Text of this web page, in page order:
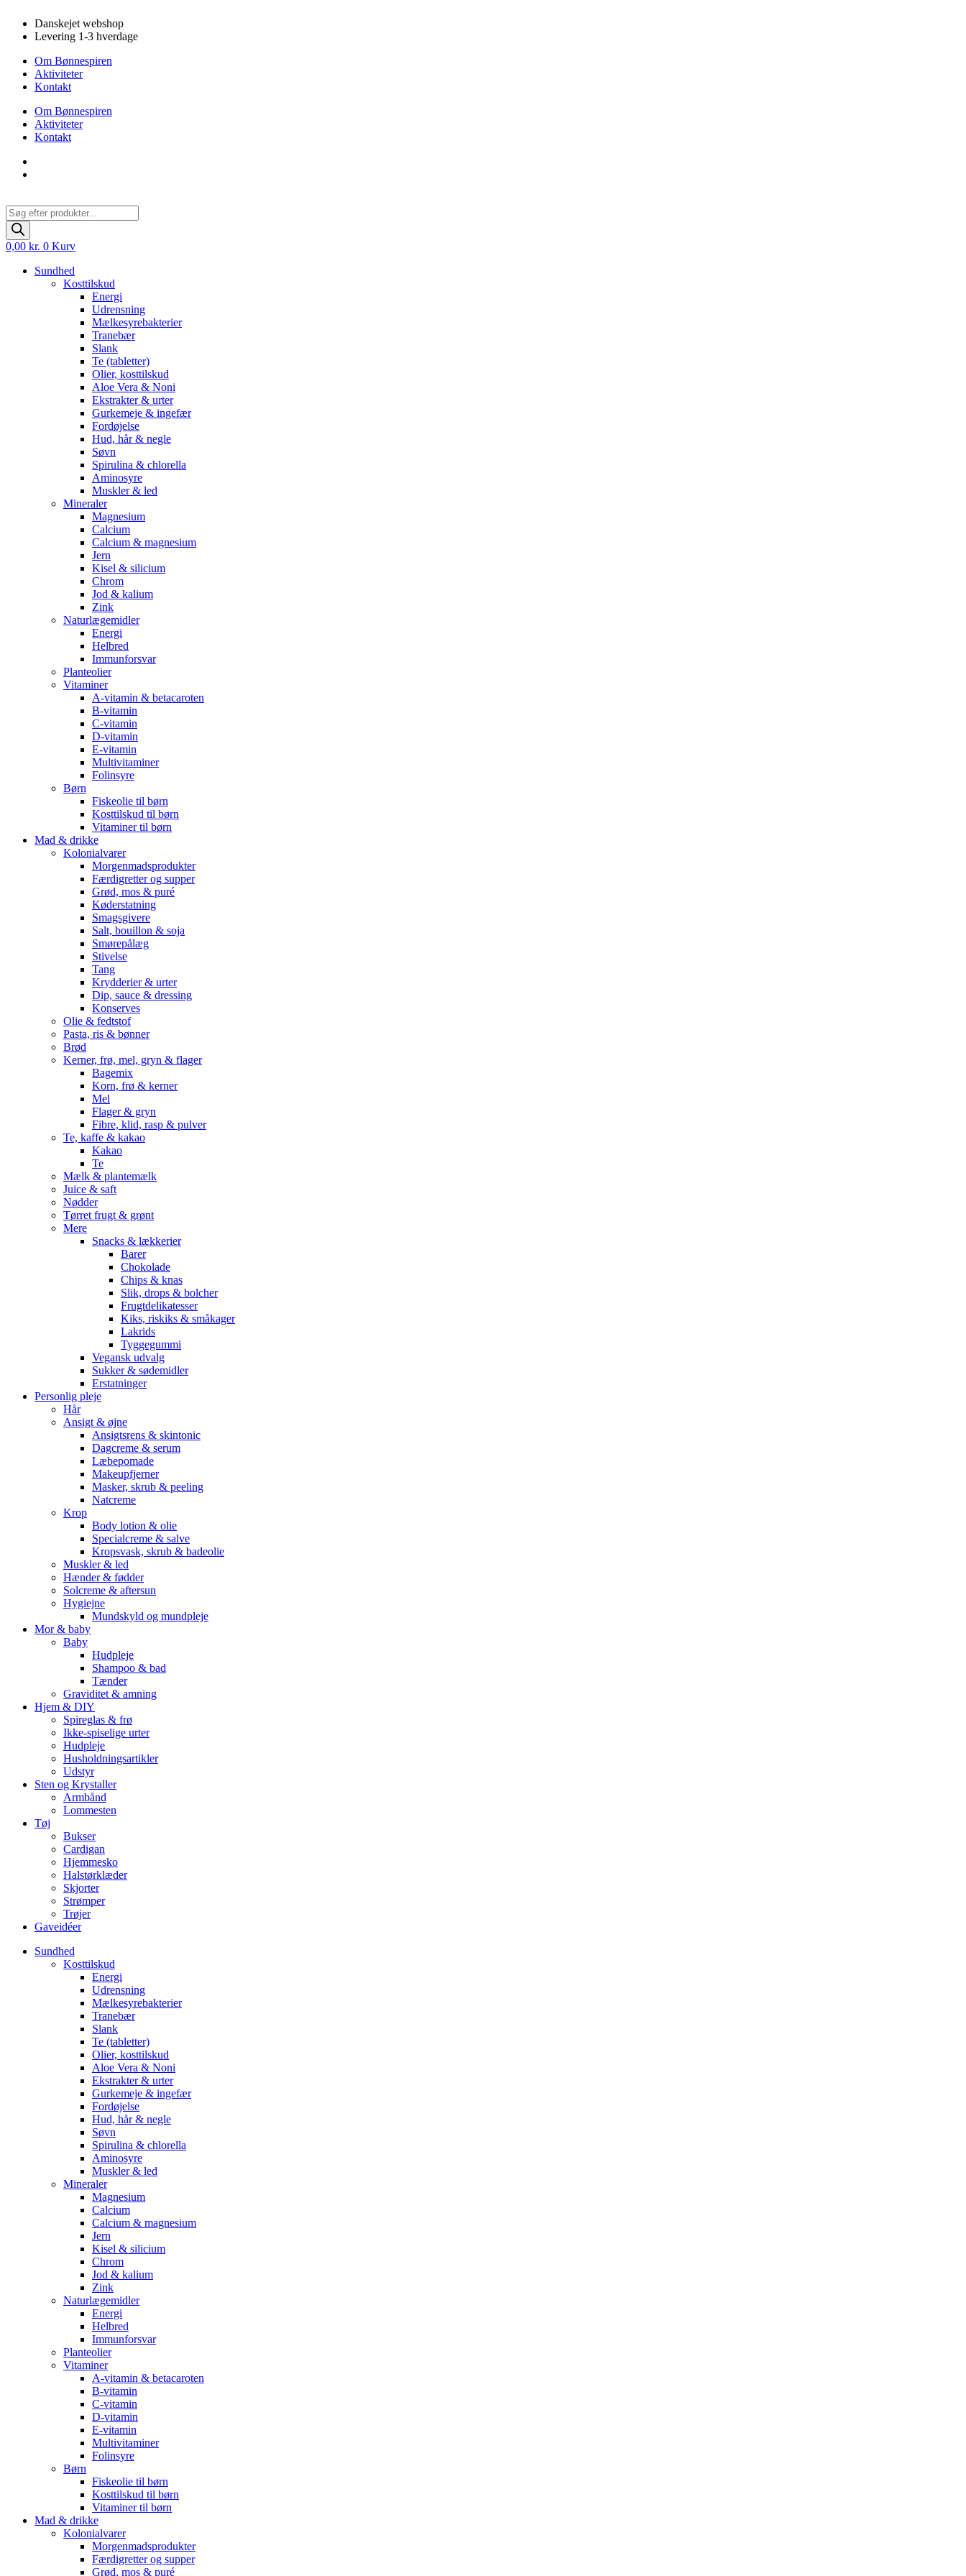
indhold
Danskejet webshop
Levering 1-3 hverdage
Om Bønnespiren
Aktiviteter
Kontakt
Om Bønnespiren
Aktiviteter
Kontakt
Products
search
0,00 kr. 0 Kurv
Sundhed
Kosttilskud
Energi
Udrensning
Mælkesyrebakterier
Tranebær
Slank
Te (tabletter)
Olier, kosttilskud
Aloe Vera & Noni
Ekstrakter & urter
Gurkemeje & ingefær
Fordøjelse
Hud, hår & negle
Søvn
Spirulina & chlorella
Aminosyre
Muskler & led
Mineraler
Magnesium
Calcium
Calcium & magnesium
Jern
Kisel & silicium
Chrom
Jod & kalium
Zink
Naturlægemidler
Energi
Helbred
Immunforsvar
Planteolier
Vitaminer
A-vitamin & betacaroten
B-vitamin
C-vitamin
D-vitamin
E-vitamin
Multivitaminer
Folinsyre
Børn
Fiskeolie til børn
Kosttilskud til børn
Vitaminer til børn
Mad & drikke
Kolonialvarer
Morgenmadsprodukter
Færdigretter og supper
Grød, mos & puré
Køderstatning
Smagsgivere
Salt, bouillon & soja
Smørepålæg
Stivelse
Tang
Krydderier & urter
Dip, sauce & dressing
Konserves
Olie & fedtstof
Pasta, ris & bønner
Brød
Kerner, frø, mel, gryn & flager
Bagemix
Korn, frø & kerner
Mel
Flager & gryn
Fibre, klid, rasp & pulver
Te, kaffe & kakao
Kakao
Te
Mælk & plantemælk
Juice & saft
Nødder
Tørret frugt & grønt
Mere
Snacks & lækkerier
Barer
Chokolade
Chips & knas
Slik, drops & bolcher
Frugtdelikatesser
Kiks, riskiks & småkager
Lakrids
Tyggegummi
Vegansk udvalg
Sukker & sødemidler
Erstatninger
Personlig pleje
Hår
Ansigt & øjne
Ansigtsrens & skintonic
Dagcreme & serum
Læbepomade
Makeupfjerner
Masker, skrub & peeling
Natcreme
Krop
Body lotion & olie
Specialcreme & salve
Kropsvask, skrub & badeolie
Muskler & led
Hænder & fødder
Solcreme & aftersun
Hygiejne
Mundskyld og mundpleje
Mor & baby
Baby
Hudpleje
Shampoo & bad
Tænder
Graviditet & amning
Hjem & DIY
Spireglas & frø
Ikke-spiselige urter
Hudpleje
Husholdningsartikler
Udstyr
Sten og Krystaller
Armbånd
Lommesten
Tøj
Bukser
Cardigan
Hjemmesko
Halstørklæder
Skjorter
Strømper
Trøjer
Gaveidéer
Sundhed
Kosttilskud
Energi
Udrensning
Mælkesyrebakterier
Tranebær
Slank
Te (tabletter)
Olier, kosttilskud
Aloe Vera & Noni
Ekstrakter & urter
Gurkemeje & ingefær
Fordøjelse
Hud, hår & negle
Søvn
Spirulina & chlorella
Aminosyre
Muskler & led
Mineraler
Magnesium
Calcium
Calcium & magnesium
Jern
Kisel & silicium
Chrom
Jod & kalium
Zink
Naturlægemidler
Energi
Helbred
Immunforsvar
Planteolier
Vitaminer
A-vitamin & betacaroten
B-vitamin
C-vitamin
D-vitamin
E-vitamin
Multivitaminer
Folinsyre
Børn
Fiskeolie til børn
Kosttilskud til børn
Vitaminer til børn
Mad & drikke
Kolonialvarer
Morgenmadsprodukter
Færdigretter og supper
Grød, mos & puré